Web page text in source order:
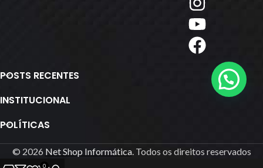
POSTS RECENTES
INSTITUCIONAL
POLÍTICAS
© 2026 Net Shop Informática. Todos os direitos reservados
0